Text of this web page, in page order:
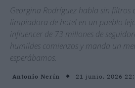
Georgina Rodríguez habla sin filtros
limpiadora de hotel en un pueblo
influencer de 73 millones de
humildes comienzos y manda un
esperábamos.
Antonio Nerín 21 junio, 2026